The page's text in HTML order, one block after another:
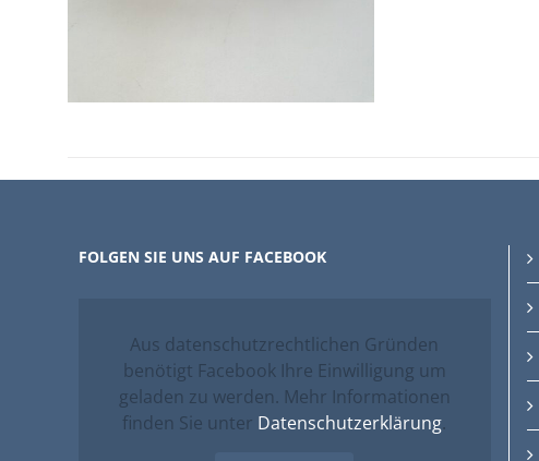
FOLGEN SIE UNS AUF FACEBOOK
Aus datenschutzrechtlichen Gründen
benötigt Facebook Ihre Einwilligung um
geladen zu werden. Mehr Informationen
finden Sie unter Datenschutzerklärung.